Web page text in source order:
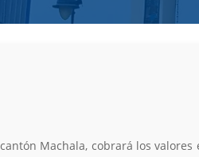
Machala, cobrará los